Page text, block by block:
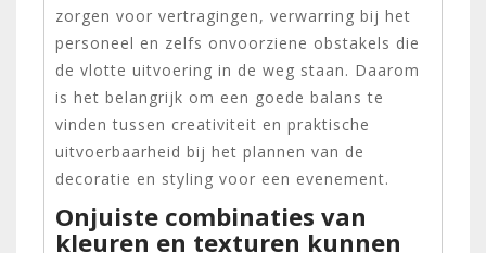
zorgen voor vertragingen, verwarring bij het
personeel en zelfs onvoorziene obstakels die
de vlotte uitvoering in de weg staan. Daarom
is het belangrijk om een goede balans te
vinden tussen creativiteit en praktische
uitvoerbaarheid bij het plannen van de
decoratie en styling voor een evenement.
Onjuiste combinaties van
kleuren en texturen kunnen